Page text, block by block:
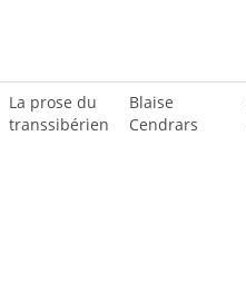
La prose du
transsibérien
Blaise
Cendrars